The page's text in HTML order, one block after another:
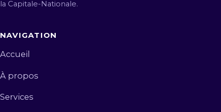
la Capitale-Nationale.
NAVIGATION
Accueil
À propos
Services